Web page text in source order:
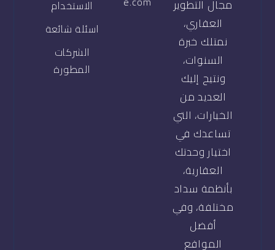
مجال التطوير
العقاري،
نمتلك خبرة
السنوات،
ونتيح إليك
العديد من
الخيارات، التي
تساعدك في
اختيار وحدتك
العقارية،
بأنظمة سداد
مختلفة، وفي
أفضل
المواقع
الاستخدام
اسئلة شائعة
الشركات
المطورة